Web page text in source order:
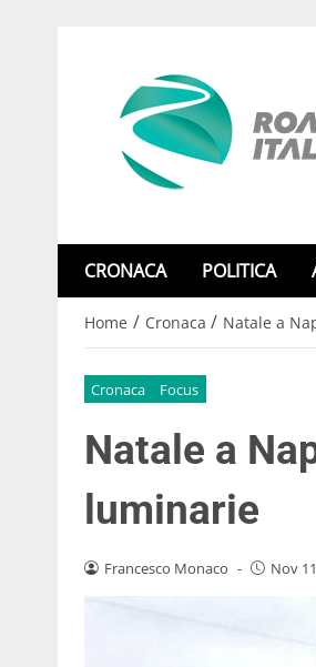
CRONACA POLITICA
Home / Cronaca / Natale a
Cronaca Focus
Natale a
luminarie
Francesco Monaco - Nov